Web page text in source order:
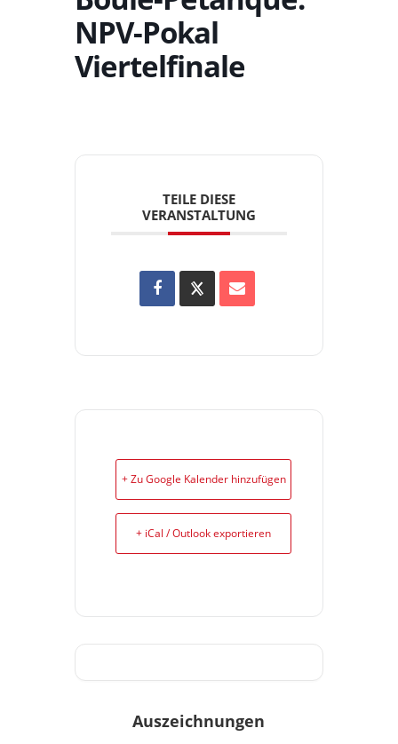
NPV-Pokal
Viertelfinale
TEILE DIESE
VERANSTALTUNG
+ Zu Google Kalender hinzufügen
+ iCal / Outlook exportieren
Auszeichnungen